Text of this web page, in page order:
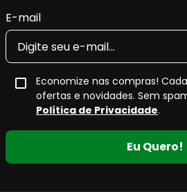
E-mail
Economize nas compras!
ofertas e novidades. Sem
Política de Privacidade.
Eu Quero!